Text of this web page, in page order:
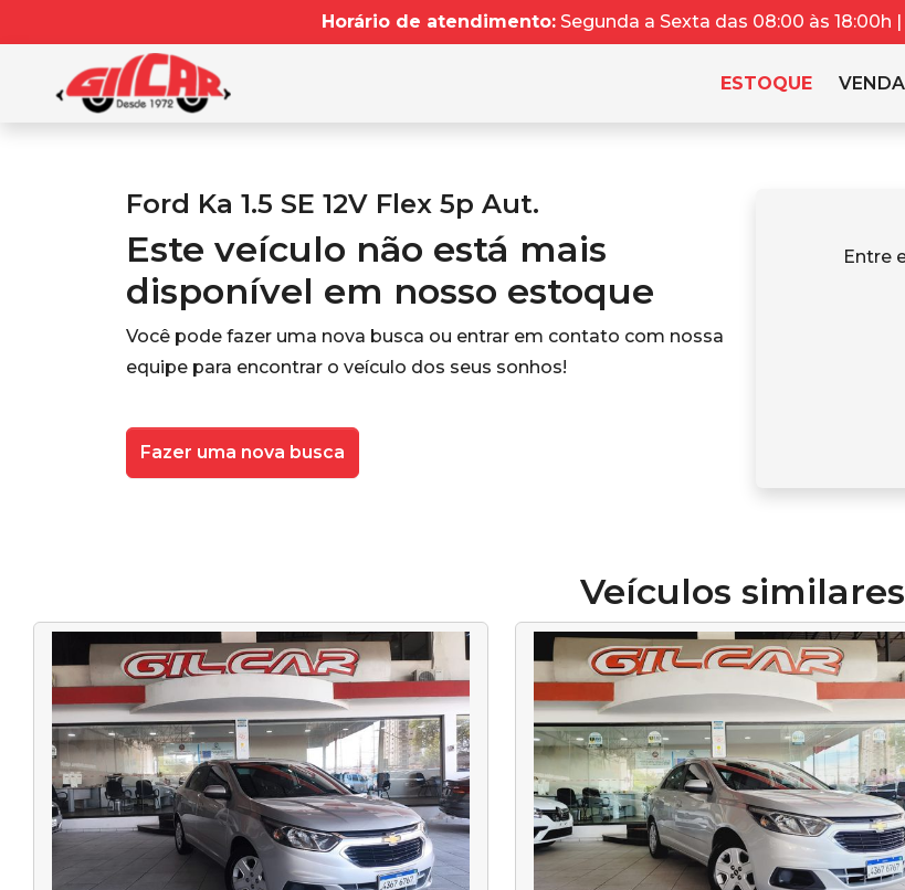
Horário de atendimento: Segunda a Sexta das 08:00 às 18:00h
ESTOQUE
Ford Ka 1.5 SE 12V Flex 5p Aut.
Este veículo não está mais
disponível em nosso estoque
Você pode fazer uma nova busca ou entrar em contato com nossa
equipe para encontrar o veículo dos seus sonhos!
Fazer uma nova busca
Entre
Veículos similares